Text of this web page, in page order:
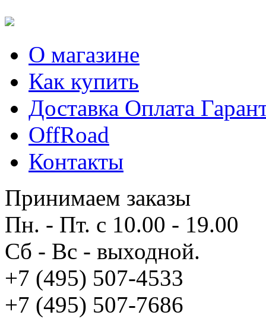
О магазине
Как купить
Доставка Оплата
OffRoad
Контакты
Принимаем заказы
Пн. - Пт. с 10.00 - 19.00
Сб - Вс - выходной.
+7 (495) 507-4533
+7 (495) 507-7686